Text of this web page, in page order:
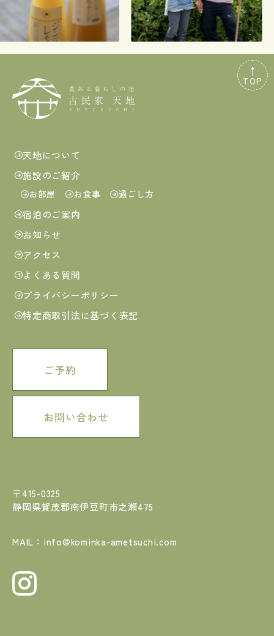
天地について
施設のご紹介
お部屋 お食事 過ごし方
宿泊のご案内
お知らせ
アクセス
よくある質問
プライバシーポリシー
特定商取引法に基づく表記
ご予約
お問い合わせ
〒415-0325
静岡県賀茂郡南伊豆町市之瀬475
MAIL：info@kominka-ametsuchi.com
TOP